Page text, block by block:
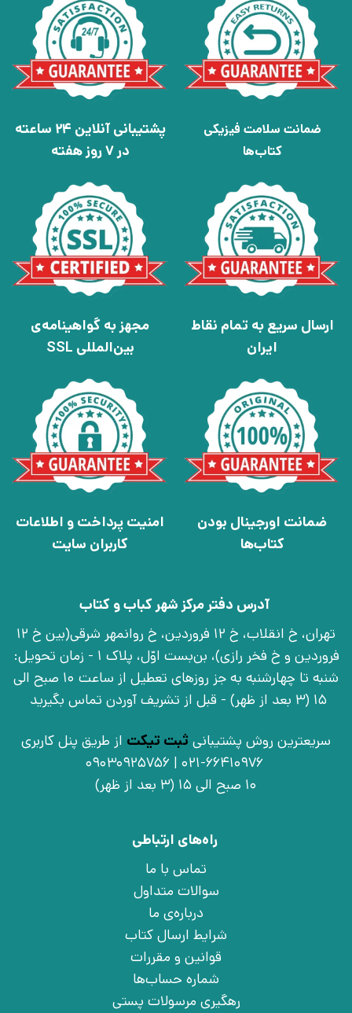
ضمانت سلامت فیزیکی
کتاب‌ها
پشتیبانی آنلاین 24 ساعته
در 7 روز هفته
ارسال سریع به تمام نقاط
ایران
مجهز به گواهینامه‌ی
بین‌المللی SSL
ضمانت اورجینال بودن
کتاب‌ها
امنیت پرداخت و اطلاعات
کاربران سایت
آدرس دفتر مرکز شهر کباب و کتاب
تهران، خ انقلاب، خ 12 فروردین، خ روانمهر شرقی(بین خ 12
فروردین و خ فخر رازی)، بن‌بست اوّل، پلاک 1 - زمان تحویل:
شنبه تا چهارشنبه به جز روزهای تعطیل از ساعت 10 صبح الی
15 (3 بعد از ظهر) - قبل از تشریف آوردن تماس بگیرید
سریعترین روش پشتیبانی ثبت تیکت از طریق پنل کاربری
021-66410976 | 09030925756
10 صبح الی 15 (3 بعد از ظهر)
راه‌های ارتباطی
تماس با ما
سوالات متداول
درباره‌ی ما
شرایط ارسال کتاب
قوانین و مقررات
شماره حساب‌ها
رهگیری مرسولات پستی